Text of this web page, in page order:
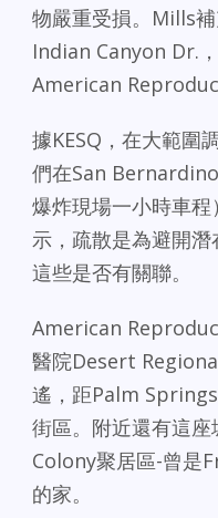
物嚴重受損。Mills
Indian Canyon Dr.
American
據KESQ，在大範圍
們在San
爆炸現場一小時車
示，疏散是為避開
這些是否有關聯。
American
醫院Desert
遙，距Palm
街區。附近還有這
Colony聚居區-曾是
的家。